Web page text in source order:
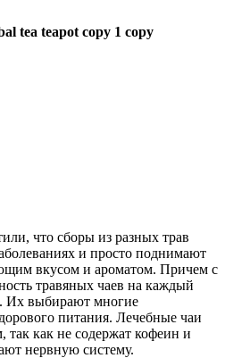
что сборы из разных трав
и просто поднимают
вкусом и ароматом. Причем с
травяных чаев на каждый
Их выбирают многие
питания. Лечебные чаи
так как не содержат кофеин и
нервную систему.